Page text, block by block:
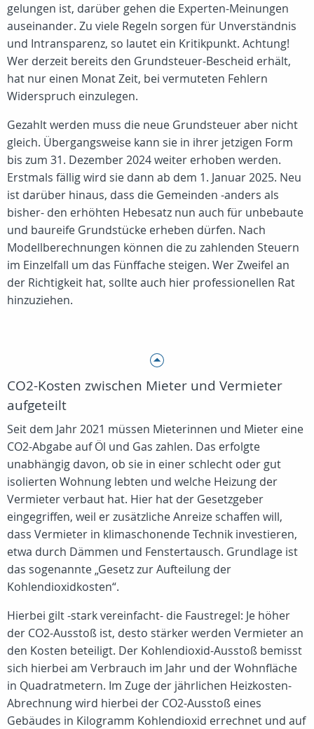
gelungen ist, darüber gehen die Experten-Meinungen
auseinander. Zu viele Regeln sorgen für Unverständnis
und Intransparenz, so lautet ein Kritikpunkt. Achtung!
Wer derzeit bereits den Grundsteuer-Bescheid erhält,
hat nur einen Monat Zeit, bei vermuteten Fehlern
Widerspruch einzulegen.
Gezahlt werden muss die neue Grundsteuer aber nicht
gleich. Übergangsweise kann sie in ihrer jetzigen Form
bis zum 31. Dezember 2024 weiter erhoben werden.
Erstmals fällig wird sie dann ab dem 1. Januar 2025. Neu
ist darüber hinaus, dass die Gemeinden -anders als
bisher- den erhöhten Hebesatz nun auch für unbebaute
und baureife Grundstücke erheben dürfen. Nach
Modellberechnungen können die zu zahlenden Steuern
im Einzelfall um das Fünffache steigen. Wer Zweifel an
der Richtigkeit hat, sollte auch hier professionellen Rat
hinzuziehen.
CO2-Kosten zwischen Mieter und Vermieter
aufgeteilt
Seit dem Jahr 2021 müssen Mieterinnen und Mieter eine
CO2-Abgabe auf Öl und Gas zahlen. Das erfolgte
unabhängig davon, ob sie in einer schlecht oder gut
isolierten Wohnung lebten und welche Heizung der
Vermieter verbaut hat. Hier hat der Gesetzgeber
eingegriffen, weil er zusätzliche Anreize schaffen will,
dass Vermieter in klimaschonende Technik investieren,
etwa durch Dämmen und Fenstertausch. Grundlage ist
das sogenannte „Gesetz zur Aufteilung der
Kohlendioxidkosten“.
Hierbei gilt -stark vereinfacht- die Faustregel: Je höher
der CO2-Ausstoß ist, desto stärker werden Vermieter an
den Kosten beteiligt. Der Kohlendioxid-Ausstoß bemisst
sich hierbei am Verbrauch im Jahr und der Wohnfläche
in Quadratmetern. Im Zuge der jährlichen Heizkosten-
Abrechnung wird hierbei der CO2-Ausstoß eines
Gebäudes in Kilogramm Kohlendioxid errechnet und auf